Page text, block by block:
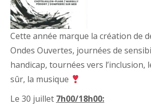
Cette année marque la création de
Ondes Ouvertes, journées de
handicap, tournées vers l’inclusion,
sûr, la musique
Le 30 juillet 7h00/18h00: